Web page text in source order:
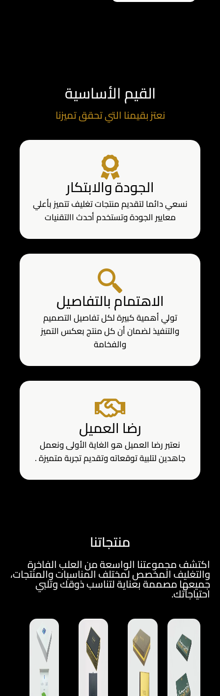
القيم الأساسية
نعتز بقيمنا التي تحقق تميزنا
الجودة والابتكار
نسعي دائما لتقديم منتجات تغليف تتميز بأعلي
معايير الجودة وتستخدم أحدث االتقنيات
الاهتمام بالتفاصيل
تولي أهمية كبيرة لكل تفاصيل التصميم
والتنفيذ لضمان أن كل منتج بعكس التميز
والفخامة
رضا العميل
نعتبر رضا العميل هو الغاية الأولى ونعمل
جاهدين لتلبية توقعاته وتقديم تجربة متميزة .
منتجاتنا
اكتشف مجموعتنا الواسعة من العلب الفاخرة
والتغليف المخصص لمختلف المناسبات والمنتجات،
جميعها مصممة بعناية لتناسب ذوقك وتلبي
احتياجاتك.